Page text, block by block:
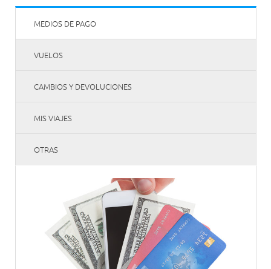
MEDIOS DE PAGO
VUELOS
CAMBIOS Y DEVOLUCIONES
MIS VIAJES
OTRAS